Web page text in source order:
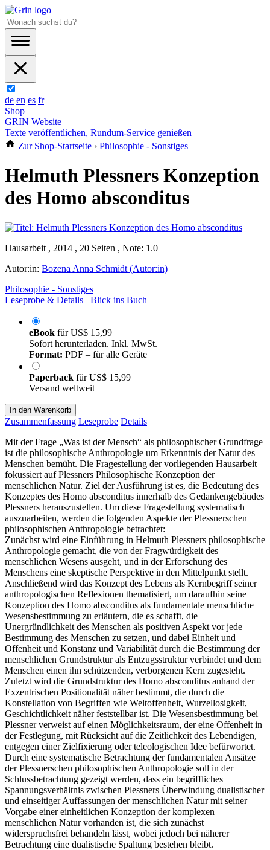
de en es fr
Shop
GRIN Website
Texte veröffentlichen, Rundum-Service genießen
Zur Shop-Startseite › Philosophie - Sonstiges
Helmuth Plessners Konzeption
des Homo absconditus
Hausarbeit , 2014 , 20 Seiten , Note: 1.0
Autor:in: Bozena Anna Schmidt (Autor:in)
Philosophie - Sonstiges
Leseprobe & Details
Blick ins Buch
eBook fürUS$ 15,99
Sofort herunterladen. Inkl. MwSt.
Format: PDF – für alle Geräte
Paperback fürUS$ 15,99
Versand weltweit
In den Warenkorb
Zusammenfassung Leseprobe Details
Mit der Frage „Was ist der Mensch“ als philosophischer Grundfrage
ist die philosophische Anthropologie um Erkenntnis der Natur des
Menschen bemüht. Die Fragestellung der vorliegenden Hausarbeit
fokussiert auf Plessners Philosophische Konzeption der
menschlichen Natur. Ziel der Ausführung ist es, die Bedeutung des
Konzeptes des Homo absconditus innerhalb des Gedankengebäudes
Plessners herauszustellen. Um diese Fragestellung systematisch
auszuarbeiten, werden die folgenden Aspekte der Plessnerschen
philosophischen Anthropologie betrachtet:
Zunächst wird eine Einführung in Helmuth Plessners philosophische
Anthropologie gemacht, die von der Fragwürdigkeit des
menschlichen Wesens ausgeht, und in der Erforschung des
Menschens eine skeptische Perspektive in den Mittelpunkt stellt.
Anschließend wird das Konzept des Lebens als Kernbegriff seiner
anthropologischen Reflexionen thematisiert, um daraufhin seine
Konzeption des Homo absconditus als fundamentale menschliche
Wesensbestimmung zu erläutern, die es schafft, die
Unergründlichkeit des Menschen als positiven Aspekt vor jede
Bestimmung des Menschen zu setzen, und dabei Einheit und
Offenheit und Konstanz und Variabilität durch die Bestimmung der
menschlichen Grundstruktur als Entzugsstruktur verbindet und dem
Menschen einen ihn schützenden, verborgenen Kern zugesteht.
Zuletzt wird die Grundstruktur des Homo absconditus anhand der
Exzentrischen Positionalität näher bestimmt, die durch die
Konstellation von Begriffen wie Weltoffenheit, Wurzellosigkeit,
Geschichtlichkeit näher feststellbar ist. Die Wesensbestimmung bei
Plessner verweist auf einen Möglichkeitsraum, der eine Offenheit in
der Festlegung, mit Rücksicht auf die Zeitlichkeit des Lebendigen,
entgegen einer Zielfixierung oder teleologischen Idee befürwortet.
Durch eine systematische Betrachtung der fundamentalen Ansätze
der Plessnerschen philosophischen Anthropologie soll in der
Schlussbetrachtung gezeigt werden, dass ein begriffliches
Spannungsverhältnis zwischen Plessners Überwindung dualistischer
und einseitiger Auffassungen der menschlichen Natur mit seiner
Vorgabe einer einheitlichen Konzeption der komplexen
menschlichen Natur vorhanden ist, die sich zunächst
widerspruchsfrei behandeln lässt, wobei jedoch bei näherer
Betrachtung eine dualistische Spaltung bestehen bleibt.